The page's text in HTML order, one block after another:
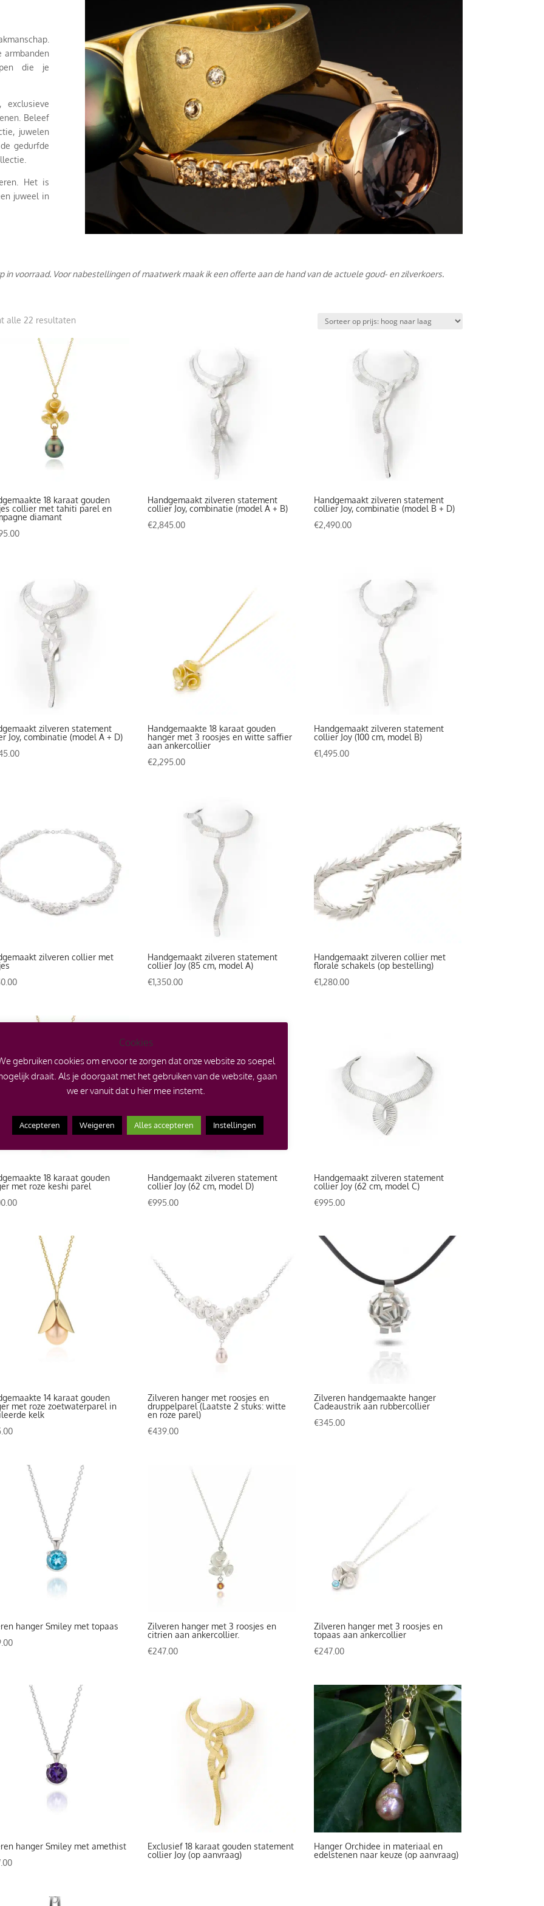
armbanden
die je
exclusieve
Beleef
juwelen
gedurfde
Het is
juweel in
voorraad. Voor nabestellingen of maatwerk maak ik een offerte aan de hand van de actuele goud- en zilverkoers.
alle 22 resultatenGesorteerd
18 karaat gouden
collier met tahiti parel en
diamant
Handgemaakt zilveren statement
collier Joy, combinatie (model A + B)
€2,845.00
Handgemaakt zilveren statement
collier Joy, combinatie (model B + D)
€2,490.00
zilveren statement
Joy, combinatie (model A + D)
Handgemaakte 18 karaat gouden
hanger met 3 roosjes en witte saffier
aan ankercollier
€2,295.00
Handgemaakt zilveren statement
collier Joy (100 cm, model B)
€1,495.00
zilveren collier met
Handgemaakt zilveren statement
collier Joy (85 cm, model A)
€1,350.00
Handgemaakt zilveren collier met
florale schakels (op bestelling)
€1,280.00
18 karaat gouden
met roze keshi parel
Handgemaakt zilveren statement
collier Joy (62 cm, model D)
€995.00
Handgemaakt zilveren statement
collier Joy (62 cm, model C)
€995.00
14 karaat gouden
met roze zoetwaterparel in
kelk
Zilveren hanger met roosjes en
druppelparel (Laatste 2 stuks: witte
en roze parel)
€439.00
Zilveren handgemaakte hanger
Cadeaustrik aan rubbercollier
€345.00
hanger Smiley met topaas
Zilveren hanger met 3 roosjes en
citrien aan ankercollier.
€247.00
Zilveren hanger met 3 roosjes en
topaas aan ankercollier
€247.00
hanger Smiley met amethist
Exclusief 18 karaat gouden statement
collier Joy (op aanvraag)
Hanger Orchidee in materiaal en
edelstenen naar keuze (op aanvraag)
Cookies
gebruiken cookies om ervoor te zorgen dat onze website zo soepel
draait. Als je doorgaat met het gebruiken van de website, gaan
we er vanuit dat u hier mee instemt.
Accepteren Weigeren Alles accepteren Instellingen